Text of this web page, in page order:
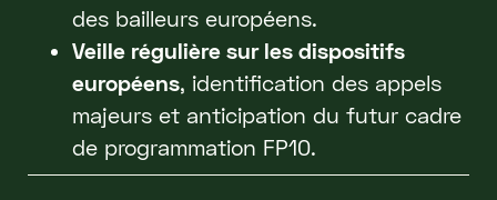
des bailleurs européens.
Veille régulière sur les dispositifs
européens, identification des appels
majeurs et anticipation du futur cadre
de programmation FP10.